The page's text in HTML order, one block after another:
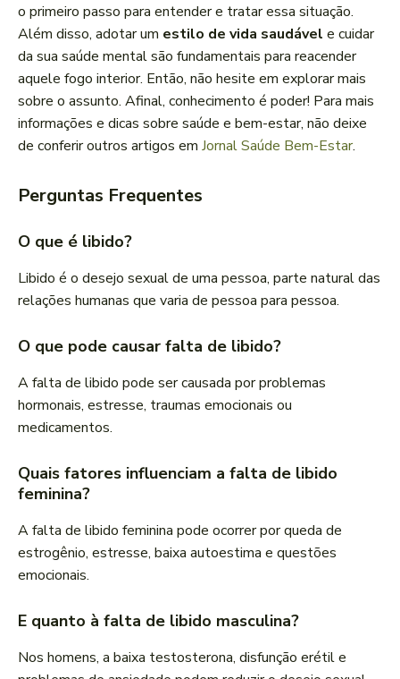
o primeiro passo para entender e tratar essa situação.
Além disso, adotar um estilo de vida saudável e cuidar
da sua saúde mental são fundamentais para reacender
aquele fogo interior. Então, não hesite em explorar mais
sobre o assunto. Afinal, conhecimento é poder! Para mais
informações e dicas sobre saúde e bem-estar, não deixe
de conferir outros artigos em Jornal Saúde Bem-Estar.
Perguntas Frequentes
O que é libido?
Libido é o desejo sexual de uma pessoa, parte natural das
relações humanas que varia de pessoa para pessoa.
O que pode causar falta de libido?
A falta de libido pode ser causada por problemas
hormonais, estresse, traumas emocionais ou
medicamentos.
Quais fatores influenciam a falta de libido
feminina?
A falta de libido feminina pode ocorrer por queda de
estrogênio, estresse, baixa autoestima e questões
emocionais.
E quanto à falta de libido masculina?
Nos homens, a baixa testosterona, disfunção erétil e